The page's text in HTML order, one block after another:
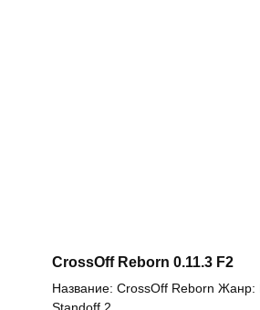
CrossOff Reborn 0.11.3 F2
Название: CrossOff Reborn Жанр: